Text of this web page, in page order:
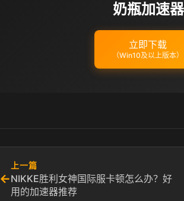
奶瓶加速
立即下载
（Win10及以上版本）
←
上一篇
NIKKE胜利女神国际服卡顿怎么办？好
用的加速器推荐